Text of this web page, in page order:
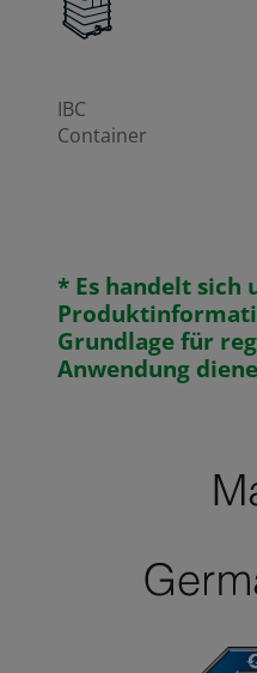
IBC
Container
* Es handelt sich
Grundlage für
Anwendung